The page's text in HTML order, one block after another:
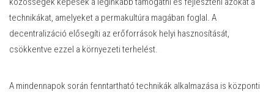
technikákat, amelyeket a permakultúra magában foglal. A
decentralizáció elősegíti az erőforrások helyi hasznosítását,
csökkentve ezzel a környezeti terhelést.
A mindennapok során fenntartható technikák alkalmazása is központi